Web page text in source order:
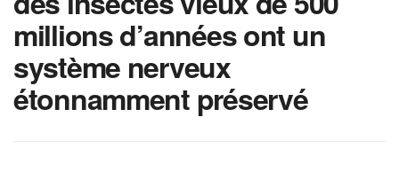
millions d’années ont un
système nerveux
étonnamment préservé